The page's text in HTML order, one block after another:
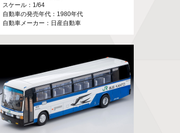
スケール：1/64
自動車の発売年代：1980年代
自動車メーカー：日産自動車